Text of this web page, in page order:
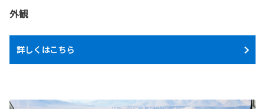
外観
詳しくはこちら